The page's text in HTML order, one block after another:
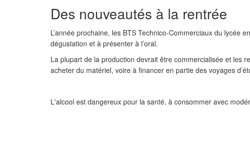
Des nouveautés à la rentrée
L’année prochaine, les BTS Technico-Commerciaux du
dégustation et à présenter à l’oral.
La plupart de la production devrait être commercialisée et les
acheter du matériel, voire à financer en partie des voyages
L'alcool est dangereux pour la santé, à consommer avec